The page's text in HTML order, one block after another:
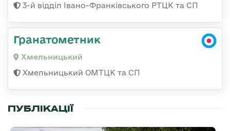
3-й відділ Івано-Франківського РТЦК та СП
Гранатометник
Хмельницький
Хмельницький ОМТЦК та СП
ПУБЛІКАЦІЇ